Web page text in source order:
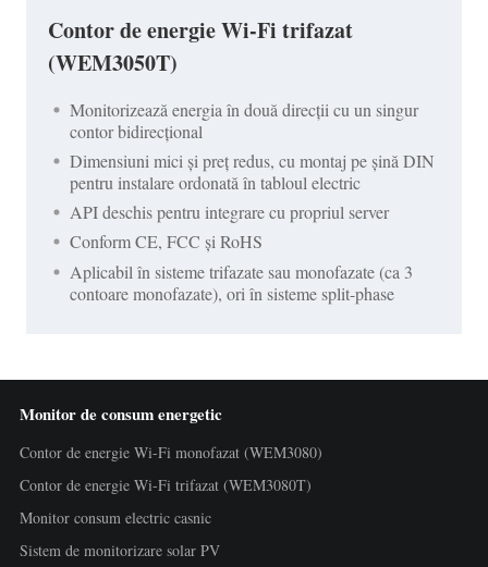
Contor de energie Wi-Fi trifazat
(WEM3050T)
Monitorizează energia în două direcții cu un singur
contor bidirecțional
Dimensiuni mici și preț redus, cu montaj pe șină DIN
pentru instalare ordonată în tabloul electric
API deschis pentru integrare cu propriul server
Conform CE, FCC și RoHS
Aplicabil în sisteme trifazate sau monofazate (ca 3
contoare monofazate), ori în sisteme split-phase
Monitor de consum energetic
Contor de energie Wi-Fi monofazat (WEM3080)
Contor de energie Wi-Fi trifazat (WEM3080T)
Monitor consum electric casnic
Sistem de monitorizare solar PV